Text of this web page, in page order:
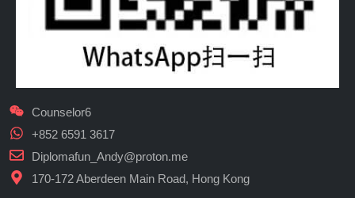
Counselor6
+852 6591 3617
Diplomafun_Andy@proton.me
170-172 Aberdeen Main Road, Hong Kong